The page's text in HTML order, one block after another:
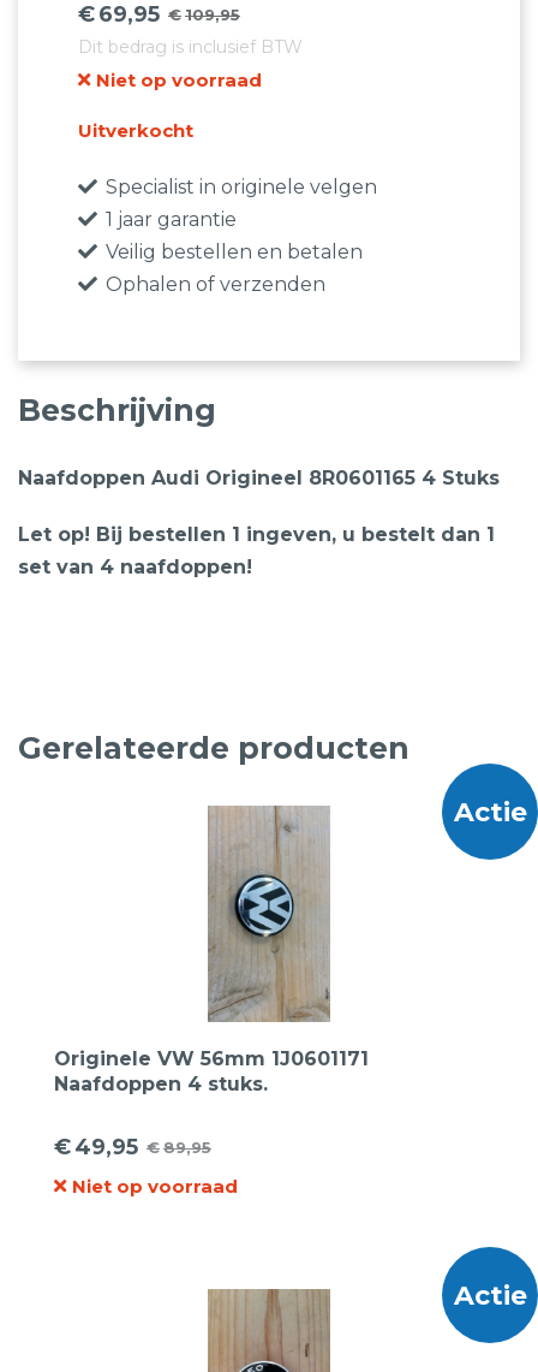
€109,95
Oorspronkelijke
prijs
was:
€109,95.
€69,95
Huidige
prijs
is:
€69,95.
Dit bedrag is inclusief BTW
Niet op voorraad
Uitverkocht
Specialist in originele velgen
1 jaar garantie
Veilig bestellen en betalen
Ophalen of verzenden
Beschrijving
Naafdoppen Audi Origineel 8R0601165 4 Stuks
Let op! Bij bestellen 1 ingeven, u bestelt dan 1
set van 4 naafdoppen!
Gerelateerde producten
Actie
Originele VW 56mm 1J0601171
Naafdoppen 4 stuks.
€89,95
Oorspronkelijke
prijs
€49,95
Huidige
prijs
Niet op voorraad
Actie